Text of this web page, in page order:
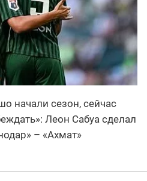
начали сезон, сейчас
Леон Сабуа сделал
– «Ахмат»